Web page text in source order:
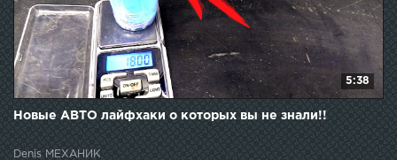
5:38
Новые АВТО лайфхаки о которых вы не знали!!
Denis МЕХАНИК